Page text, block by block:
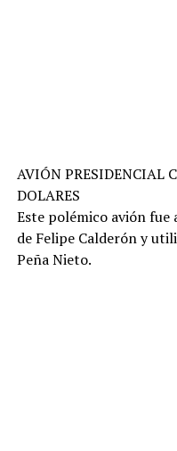
AVIÓN PRESIDENCIAL
DOLARES
Este polémico avión
de Felipe Calderón y
Peña Nieto.